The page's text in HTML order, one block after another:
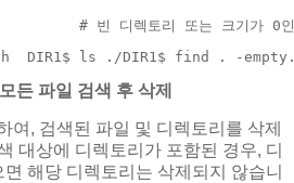
# 빈 디렉토리 또는 크기가 0인 파
DIR1$ ls ./DIR1$ find . -
든 파일 검색 후 삭제
여, 검색된 파일 및 디렉토리를 삭제
대상에 디렉토리가 포함된 경우, 디
해당 디렉토리는 삭제되지 않습니